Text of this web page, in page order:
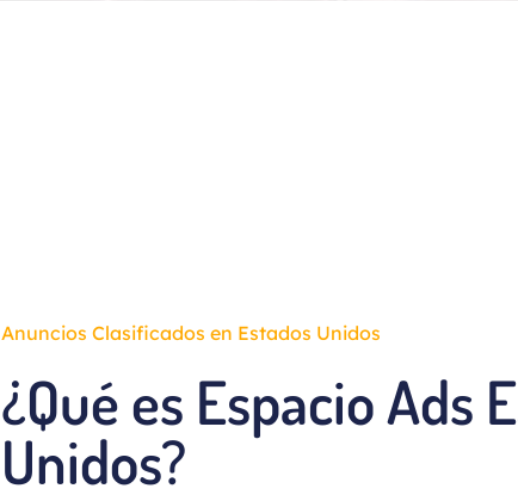
Anuncios Clasificados en Estados Unidos
¿Qué es Espacio Ads
Unidos?